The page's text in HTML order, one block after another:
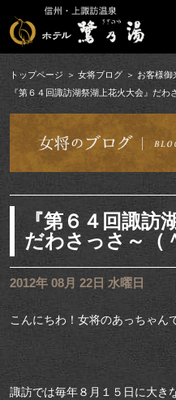
トップページ 女将ブログ
お客様御
『第６４回諏訪湖祭湖上花火大会』だ
『第６４回諏訪
だわさっさ～（
2012年 08月 22日 水曜日
こんにちわ！女将のあっちゃん
諏訪では毎年８月１５日に大き